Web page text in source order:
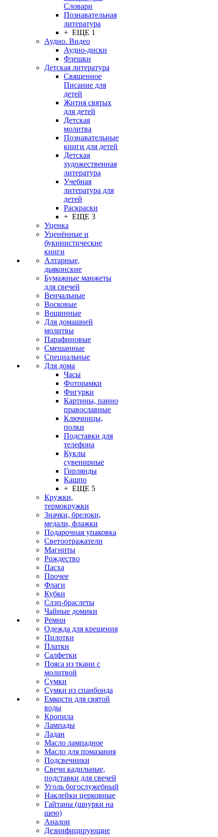
Словари
Познавательная
литература
+ ЕЩЕ 1
Аудио. Видео
Аудио-диски
Флешки
Детская литература
Священное
Писание для
детей
Жития святых
для детей
Детская
молитва
Познавательные
книги для детей
Детская
художественная
литература
Учебная
литература для
детей
Раскраски
+ ЕЩЕ 3
Уценка
Уценённые и
букинистические
книги
Алтарные,
дьяконские
Бумажные манжеты
для свечей
Венчальные
Восковые
Вощинные
Для домашней
молитвы
Парафиновые
Смешанные
Специальные
Для дома
Часы
Фоторамки
Фигурки
Картины, панно
православные
Ключницы,
полки
Подставки для
телефона
Куклы
сувенирные
Гирлянды
Кашпо
+ ЕЩЕ 5
Кружки,
термокружки
Значки, брелоки,
медали, флажки
Подарочная упаковка
Светоотражатели
Магниты
Рождество
Пасха
Прочее
Флаги
Кубки
Слэп-браслеты
Чайные домики
Ремни
Одежда для крещения
Пилотки
Платки
Салфетки
Пояса из ткани с
молитвой
Сумки
Сумки из спанбонда
Емкости для святой
воды
Кропила
Лампады
Ладан
Масло лампадное
Масло для помазания
Подсвечники
Свечи кадильные,
подставки для свечей
Уголь богослужебный
Наклейки церковные
Гайтаны (шнурки на
шею)
Аналои
Дезинфицирующие